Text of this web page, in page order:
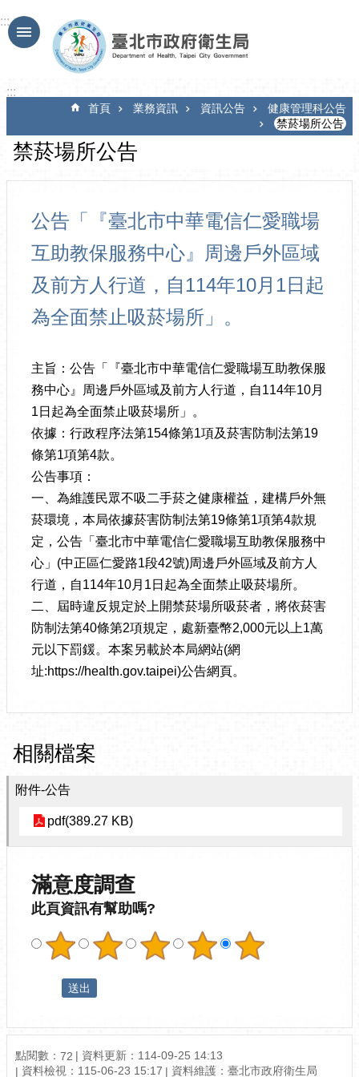
跳到主要內容區塊
:::
:::
首頁 業務資訊 資訊公告
健康管理科公告
禁菸場所公告
禁菸場所公告
公告「『臺北市中華電信仁愛職場
互助教保服務中心』周邊戶外區域
及前方人行道，自114年10月1日起
為全面禁止吸菸場所」。
主旨：公告「『臺北市中華電信仁愛職場互助教保服
務中心』周邊戶外區域及前方人行道，自114年10月
1日起為全面禁止吸菸場所」。
依據：行政程序法第154條第1項及菸害防制法第19
條第1項第4款。
公告事項：
一、為維護民眾不吸二手菸之健康權益，建構戶外無
菸環境，本局依據菸害防制法第19條第1項第4款規
定，公告「臺北市中華電信仁愛職場互助教保服務中
心」(中正區仁愛路1段42號)周邊戶外區域及前方人
行道，自114年10月1日起為全面禁止吸菸場所。
二、屆時違反規定於上開禁菸場所吸菸者，將依菸害
防制法第40條第2項規定，處新臺幣2,000元以上1萬
元以下罰鍰。本案另載於本局網站(網
址:https://health.gov.taipei)公告網頁。
相關檔案
附件-公告
pdf(389.27 KB)
滿意度調查
此頁資訊有幫助嗎?
點閱數： 72
資料更新：114-09-25 14:13
資料檢視：115-06-23 15:17
資料維護：臺北市政府衛生局